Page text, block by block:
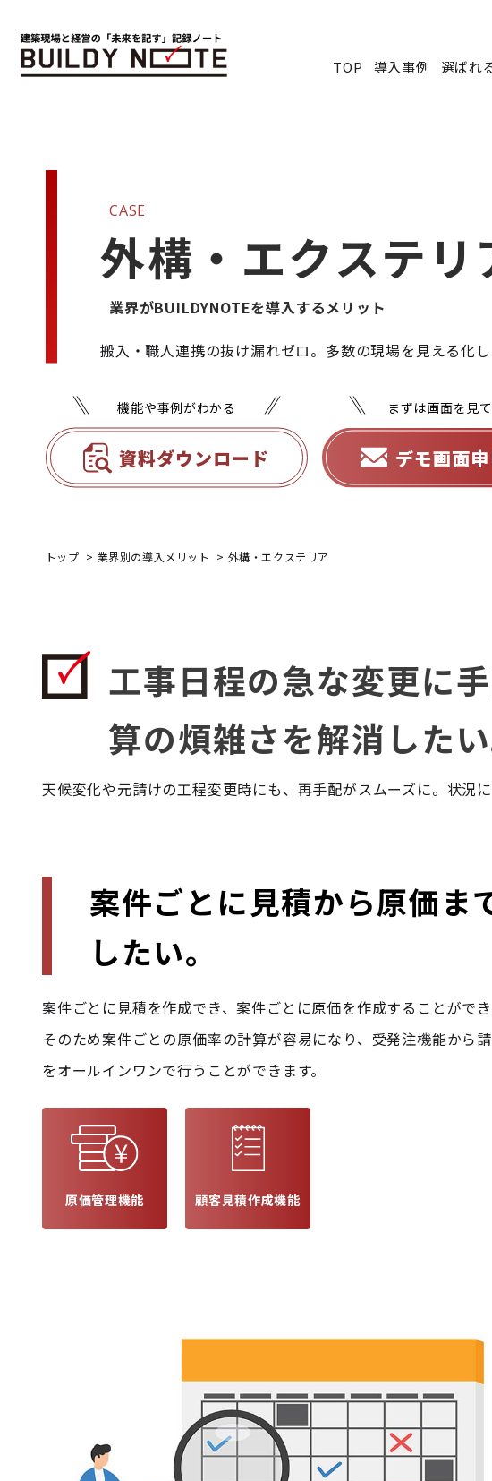
TOP 導入事例 選ばれ
CASE
外構・エクステリ
業界がBUILDYNOTEを導入するメリット
搬入・職人連携の抜け漏れゼロ。多数の現場を見える化
機能や事例がわかる
資料ダウンロード
まずは画面を見
デモ画面
トップ 業界別の導入メリット 外構・エクステリア
工事日程の急な変更に
算の煩雑さを解消したい
天候変化や元請けの工程変更時にも、再手配がスムーズに。状況
案件ごとに見積から原価ま
したい。
案件ごとに見積を作成でき、案件ごとに原価を作成することができ
そのため案件ごとの原価率の計算が容易になり、受発注機能から
をオールインワンで行うことができます。
原価管理機能 顧客見積作成機能